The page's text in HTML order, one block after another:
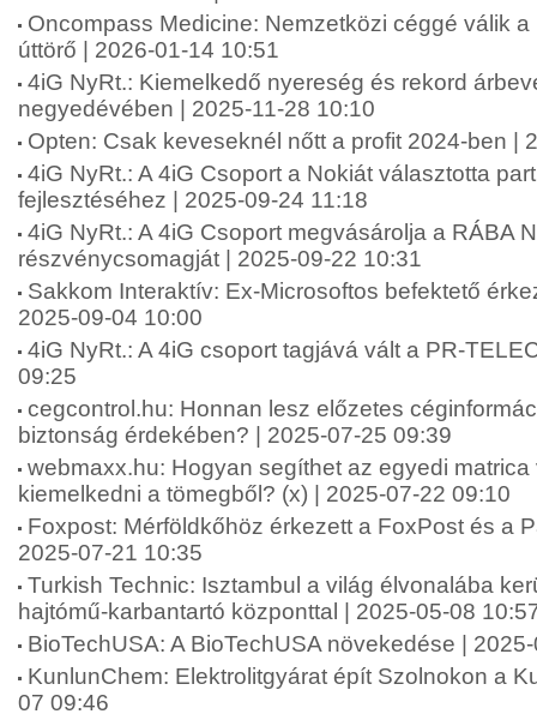
Oncompass Medicine: Nemzetközi céggé válik
úttörő | 2026-01-14 10:51
4iG NyRt.: Kiemelkedő nyereség és rekord
negyedévében | 2025-11-28 10:10
Opten: Csak keveseknél nőtt a profit 2024-ben |
4iG NyRt.: A 4iG Csoport a Nokiát választotta
fejlesztéséhez | 2025-09-24 11:18
4iG NyRt.: A 4iG Csoport megvásárolja a RÁBA
részvénycsomagját | 2025-09-22 10:31
Sakkom Interaktív: Ex-Microsoftos befektető
2025-09-04 10:00
4iG NyRt.: A 4iG csoport tagjává vált a PR-
09:25
cegcontrol.hu: Honnan lesz előzetes
biztonság érdekében? | 2025-07-25 09:39
webmaxx.hu: Hogyan segíthet az egyedi
kiemelkedni a tömegből? (x) | 2025-07-22 09:10
Foxpost: Mérföldkőhöz érkezett a FoxPost és a
2025-07-21 10:35
Turkish Technic: Isztambul a világ élvonalába
hajtómű-karbantartó központtal | 2025-05-08
BioTechUSA: A BioTechUSA növekedése |
KunlunChem: Elektrolitgyárat épít Szolnokon a
07 09:46